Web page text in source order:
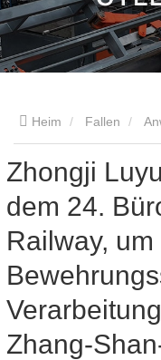
Heim Fallen
kooperiert mit dem 24.
intelligentes
Zhang-Shan-
Zhongji
dem 24.
Railway,
Zhang-